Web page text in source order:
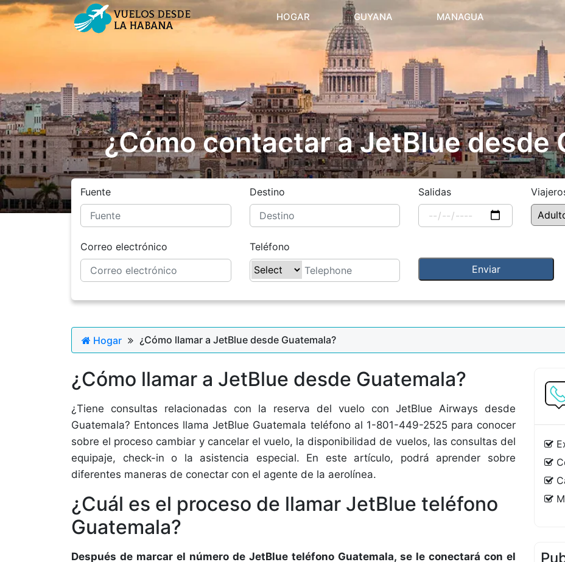
HOGAR (current) GUYANA MANAGUA
¿Cómo contactar a JetBlue desde
Fuente Destino Salidas
Correo electrónico Teléfono
Hogar ¿Cómo llamar a JetBlue desde Guatemala?
¿Cómo llamar a JetBlue desde Guatemala?
¿Tiene consultas relacionadas con la reserva del vuelo con JetBlue Airways desde
Guatemala? Entonces llama JetBlue Guatemala teléfono al 1-801-449-2525 para conocer
sobre el proceso cambiar y cancelar el vuelo, la disponibilidad de vuelos, las consultas del
equipaje, check-in o la asistencia especial. En este artículo, podrá aprender sobre
diferentes maneras de conectar con el agente de la aerolínea.
¿Cuál es el proceso de llamar JetBlue teléfono
Guatemala?
Después de marcar el número de JetBlue teléfono Guatemala, se le conectará con el